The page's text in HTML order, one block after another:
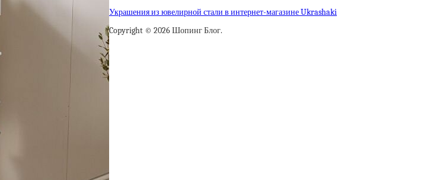
Украшения из ювелирной стали в интернет-магазине Ukrashaki
Copyright © 2026 Шопинг Блог.